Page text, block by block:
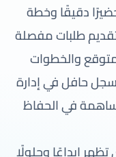
دقيقًا وخطة
طلبات مفصلة
والخطوات
حافل في إدارة
في الحفاظ
إبداعًا وحلولًا